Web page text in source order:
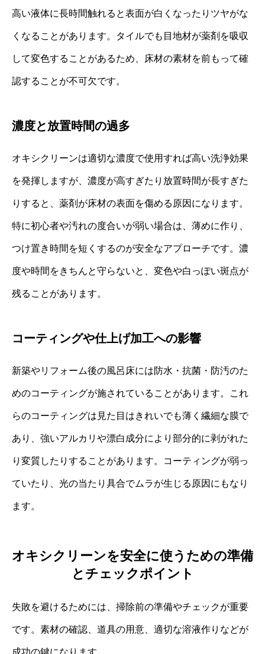
高い液体に長時間触れると表面が白くなったりツヤがな
くなることがあります。タイルでも目地材が薬剤を吸収
して変色することがあるため、床材の素材を前もって確
認することが不可欠です。
濃度と放置時間の過多
オキシクリーンは適切な濃度で使用すれば高い洗浄効果
を発揮しますが、濃度が高すぎたり放置時間が長すぎた
りすると、薬剤が床材の表面を傷める原因になります。
特に初心者や汚れの度合いが弱い場合は、薄めに作り、
つけ置き時間を短くするのが安全なアプローチです。濃
度や時間をきちんと守らないと、変色や白っぽい斑点が
残ることがあります。
コーティングや仕上げ加工への影響
新築やリフォーム後の風呂床には防水・抗菌・防汚のた
めのコーティングが施されていることがあります。これ
らのコーティングは見た目はきれいでも薄く繊細な膜で
あり、強いアルカリや漂白成分により部分的に剥がれた
り変質したりすることがあります。コーティングが弱っ
ていたり、光の当たり具合でムラが生じる原因にもなり
ます。
オキシクリーンを安全に使うための準備
とチェックポイント
失敗を避けるためには、掃除前の準備やチェックが重要
です。素材の確認、道具の用意、適切な溶液作りなどが